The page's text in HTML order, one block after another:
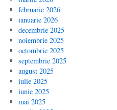
februarie 2026
ianuarie 2026
decembrie 2025
noiembrie 2025
octombrie 2025
septembrie 2025
august 2025
iulie 2025
iunie 2025
mai 2025